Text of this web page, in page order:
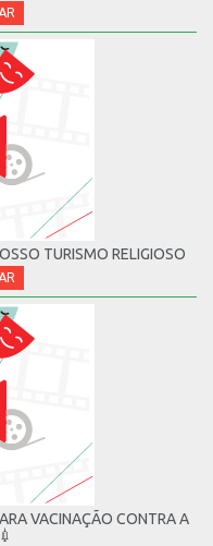
TURISMO RELIGIOSO
VACINAÇÃO CONTRA A